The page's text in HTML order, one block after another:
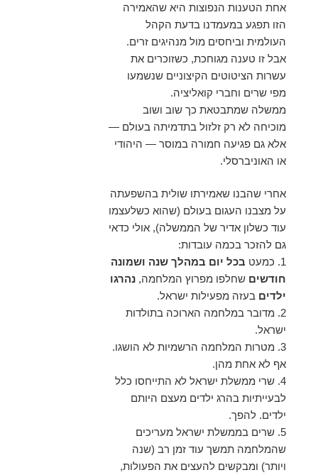
אחת הטענות הנפוצות היא שהאמירה
הזו תפגע במעמדנו בדעת הקהל
העולמית וביחסים מול מנהיגים זרים.
אבל זו טענה מגוחכת, כשזוכרים את
עשרות הציטוטים הקיצוניים שנשמעו
מפי שרים וחברי קואליציה.
ממשלה שמתבטאת כך שוב ושוב
מוכיחה לא רק זלזול בתדמיתה בעולם —
אלא גם פגיעה חמורה במוסר — היהודי
או האוניברסלי.
אחרי שהבנו שאמירתו שולית בהשפעתה
על מצבנו העגום בעולם (שהוא כשלעצמו
עוד כשלון אדיר של הממשלה), אולי כדאי
גם להזכר בכמה עובדות:
1. כמעט
בכל יום במהלך שנה ושמונה
חודשים שחלפו מפרוץ המלחמה, נהרגו
ילדים בעזה מפעילות ישראל.
2. מדובר במלחמה הארוכה בתולדות
ישראל.
3. מטרות המלחמה הרשמיות לא הושגו.
אף לא אחת מהן.
4. שרי ממשלת ישראל לא התייחסו כלל
לבעייתיות בהרג ילדים מעצם היותם
ילדים. להפך.
5. שרים בממשלת ישראל מעריכים
שהמלחמה תמשך עוד זמן רב (שנה
ויותר) ומבקשים להעצים את הפעולות,